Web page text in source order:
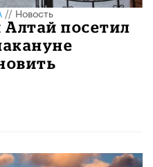
//Новость
Алтай посетил